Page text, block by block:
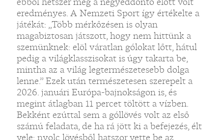
eredményes. A Nemzeti Sport így értékelte a
játékát: „Több mérkőzésen is olyan
magabiztosan játszott, hogy nem hittünk a
szemünknek: elöl váratlan gólokat lőtt, hátul
pedig a világklasszisokat is úgy takarta be,
mintha az a világ legtermészetesebb dolga
lenne.” Ezek után természetesen szerepelt a
2026. januári Európa-bajnokságon is, és
megint átlagban 11 percet töltött a vízben.
Bekként ezúttal sem a góllövés volt az első
számú feladata, de ha rá jött ki a befejezés, élt
vele: nyolc lövésből hatszor vette be az